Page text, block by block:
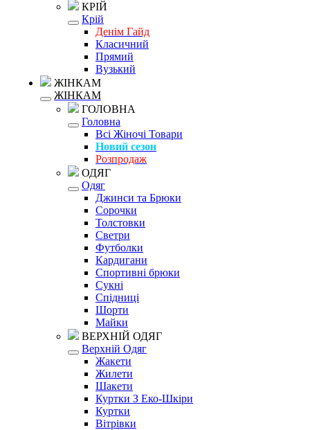
КРІЙ
Крій
Денім Гайд
Класичний
Прямий
Вузький
ЖІНКАМ
ЖІНКАМ
ГОЛОВНА
Головна
Всі Жіночі Товари
Новий сезон
Розпродаж
ОДЯГ
Одяг
Джинси та Брюки
Сорочки
Толстовки
Светри
Футболки
Кардигани
Спортивні брюки
Сукні
Спідниці
Шорти
Майки
ВЕРХНІЙ ОДЯГ
Верхній Одяг
Жакети
Жилети
Шакети
Куртки З Еко-Шкіри
Куртки
Вітрівки